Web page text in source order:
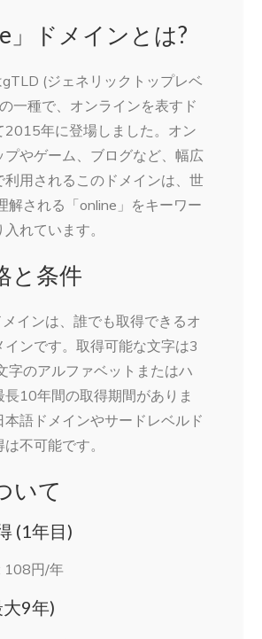
」ドメインとは?
gTLD (ジェネリックトップレベ
一種で、オンラインを表すド
2015年に登場しました。オン
プやゲーム、ブログなど、幅広
利用されるこのドメインは、世
解される「online」をキーワー
れています。
と条件
メインは、誰でも取得できるオ
インです。取得可能な文字は3
字のアルファベットまたはハ
長10年間の取得期間がありま
本語ドメインやサードレベルド
不可能です。
いて
(1年目)
108円/年
9年)